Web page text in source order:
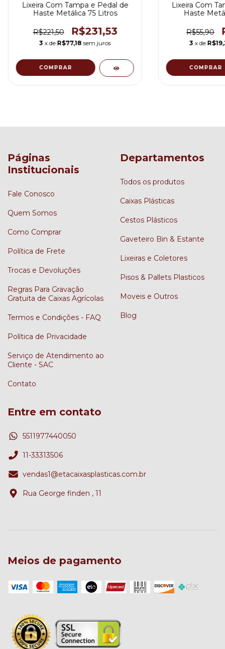
Lixeira Com Tampa e Pedal de
Haste Metálica 75 Litros
R$221,50 R$231,53
3 x de R$77,18 sem juros
COMPRAR
Lixeira Com
Haste
R$55,90
3 x de
COMPRAR
Páginas
Institucionais
Fale Conosco
Quem Somos
Como Comprar
Política de Frete
Trocas e Devoluções
Regras Para Gravação
Gratuita de Caixas Agrícolas
Termos e Condições - FAQ
Política de Privacidade
Serviço de Atendimento ao
Cliente - SAC
Contato
Departamentos
Todos os produtos
Caixas Plásticas
Cestos Plásticos
Gaveteiro Bin & Estante
Lixeiras e Coletores
Pisos & Pallets Plasticos
Moveis e Outros
Blog
Entre em contato
5511977440050
11-33313506
vendas1@etacaixasplasticas.com.br
Rua George finden , 11
Meios de pagamento